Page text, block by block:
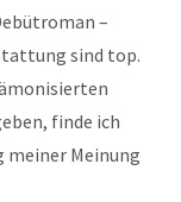
–
sind top.
finde ich
Meinung